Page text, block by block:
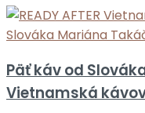
Päť káv od
Vietnamská